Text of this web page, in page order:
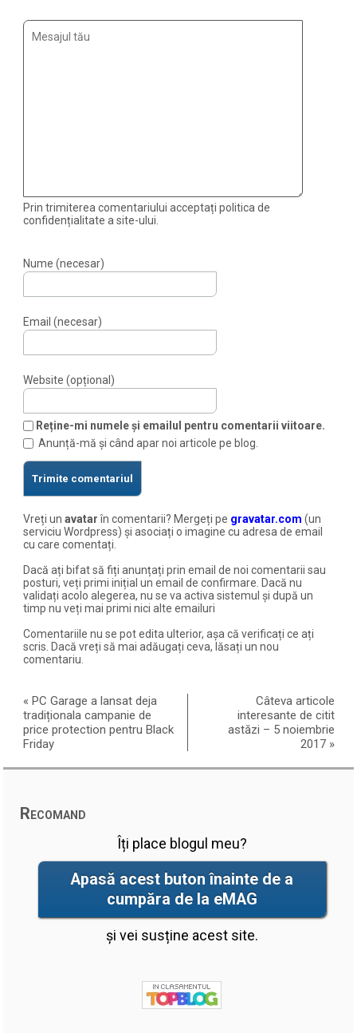
Prin trimiterea comentariului acceptați politica de
confidențialitate a site-ului.
Nume (necesar)
Email (necesar)
Website (opțional)
Reține-mi numele și emailul pentru comentarii viitoare.
Anunță-mă și când apar noi articole pe blog.
Vreți unavatarîn comentarii? Mergeți pe gravatar.com (un
serviciu Wordpress) și asociați o imagine cu adresa de email
cu care comentați.
Dacă ați bifat să fiți anunțați prin email de noi comentarii sau
posturi, veți primi inițial un email de confirmare. Dacă nu
validați acolo alegerea, nu se va activa sistemul și după un
timp nu veți mai primi nici alte emailuri
Comentariile nu se pot edita ulterior, așa că verificați ce ați
scris. Dacă vreți să mai adăugați ceva, lăsați un nou
comentariu.
«PC Garage a lansat deja
tradiționala campanie de
price protection pentru Black
Friday
Câteva articole
interesante de citit
astăzi – 5 noiembrie
2017 »
Recomand
Îți place blogul meu?
Apasă acest buton înainte de a
cumpăra de la eMAG
și vei susține acest site.